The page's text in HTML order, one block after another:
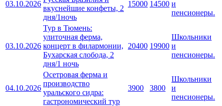
03.10.2026
вкуснейшие конфеты, 2
дня/1ночь
15000 14500 и
пенсионеры.
03.10.2026
Тур в Тюмень:
улиточная ферма,
концерт в филармонии,
Бухарская слобода, 2
дня/1 ночь
20400 19900
Школьники
и
пенсионеры.
04.10.2026
Осетровая ферма и
производство
уральского сидра:
гастрономический тур
3900 3800
Школьники
и
пенсионеры.